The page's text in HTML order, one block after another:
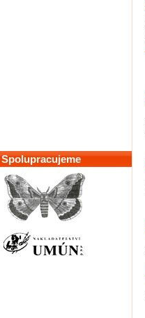
Spolupracujeme